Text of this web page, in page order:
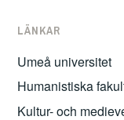
LÄNKAR
Umeå universitet
Humanistiska
Kultur- och